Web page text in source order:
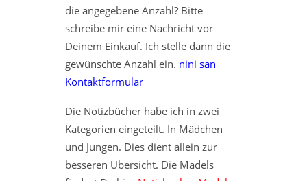
die angegebene Anzahl? Bitte
schreibe mir eine Nachricht vor
Deinem Einkauf. Ich stelle dann die
gewünschte Anzahl ein. nini san
Kontaktformular
Die Notizbücher habe ich in zwei
Kategorien eingeteilt. In Mädchen
und Jungen. Dies dient allein zur
besseren Übersicht. Die Mädels